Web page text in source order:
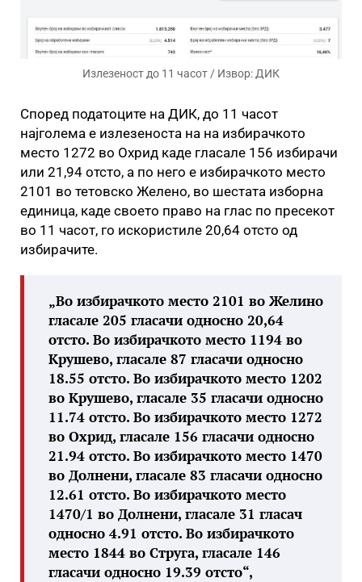
Излезеност до 11 часот / Извор: ДИК
Според податоците на ДИК, до 11 часот
најголема е излезеноста на на избирачкото
место 1272 во Охрид каде гласале 156 избирачи
или 21,94 отсто, а по него е избирачкото место
2101 во тетовско Желено, во шестата изборна
единица, каде своето право на глас по пресeкот
во 11 часот, го искористиле 20,64 отсто од
избирачите.
„Во избирачкото место 2101 во Желино
гласале 205 гласачи односно 20,64
отсто. Во избирачкото место 1194 во
Крушево, гласале 87 гласачи односно
18.55 отсто. Во избирачкото место 1202
во Крушево, гласале 35 гласачи односно
11.74 отсто. Во избирачкото место 1272
во Охрид, гласале 156 гласачи односно
21.94 отсто. Во избирачкото место 1470
во Долнени, гласале 83 гласачи односно
12.61 отсто. Во избирачкото место
1470/1 во Долнени, гласале 31 гласач
односно 4.91 отсто. Во избирачкото
место 1844 во Струга, гласале 146
гласачи односно 19.39 отсто“,